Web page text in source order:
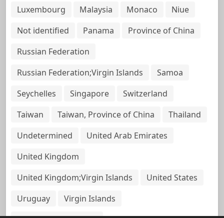
Luxembourg
Malaysia Monaco
Niue
Not identified
Panama
Province of China
Russian Federation
Russian Federation;Virgin Islands
Samoa
Seychelles
Singapore
Switzerland
Taiwan
Taiwan, Province of China
Thailand
Undetermined
United Arab Emirates
United Kingdom
United Kingdom;Virgin Islands
United States
Uruguay
Virgin Islands